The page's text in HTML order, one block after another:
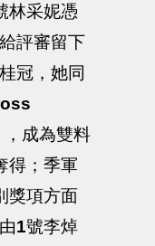
林采妮憑
評審留下
冠，她同
成為雙料
得；季軍
獎項方面
1號李焯